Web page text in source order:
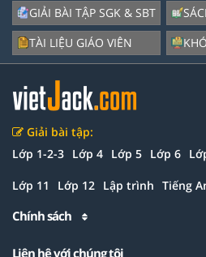
GIẢI BÀI TẬP SGK & SBT
TÀI LIỆU GIÁO VIÊN
Giải bài tập:
Lớp 1-2-3 Lớp 4 Lớp 5 Lớp 6
Lớp 11 Lớp 12 Lập trình Tiếng
Chính sách
Liên hệ với chúng tôi